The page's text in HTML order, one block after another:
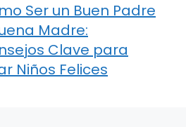
Ser un Buen Padre
Madre:
Clave para
Niños Felices